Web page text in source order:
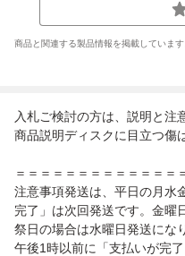
商品と関連する製品情報を掲載していま
入札ご検討の方は、説明と注
商品説明ディスクに目立つ傷
＝＝＝＝＝＝＝＝＝＝＝＝＝
注意事項発送は、平日の月水
完了」は次回発送です。金曜
祭日の場合は水曜日発送にな
午後1時以前に「支払いが完